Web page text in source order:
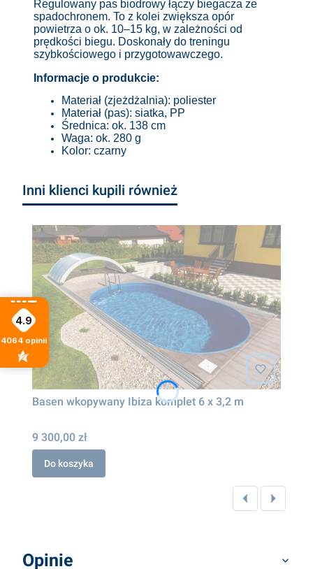
Regulowany pas biodrowy łączy biegacza ze
spadochronem. To z kolei zwiększa opór
powietrza o ok. 10–15 kg, w zależności od
prędkości biegu. Doskonały do treningu
szybkościowego i przygotowawczego.
Informacje o produkcie:
Materiał (zjeżdżalnia): poliester
Materiał (pas): siatka, PP
Średnica: ok. 138 cm
Waga: ok. 280 g
Kolor: czarny
Inni klienci kupili również
Basen wkopywany Ibiza komplet 6 x 3,2 m
9 300,00 zł
Do koszyka
Opinie
4.9
4064 opinii